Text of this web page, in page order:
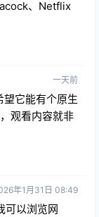
、Netflix
一天前
望它能有个原生
观看内容就非
年1月31日 08:49
可以浏览网